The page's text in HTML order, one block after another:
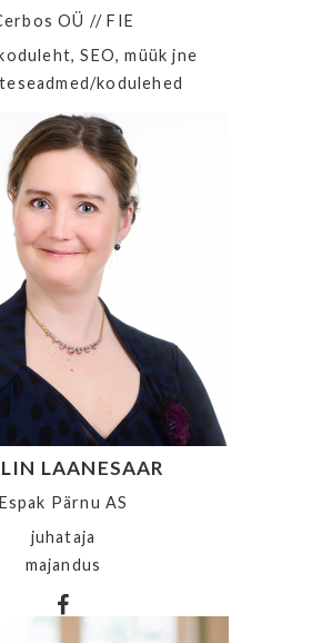
OÜ // FIE
SEO, müük jne
kodulehed
LAANESAAR
Espak Pärnu AS
juhataja
majandus